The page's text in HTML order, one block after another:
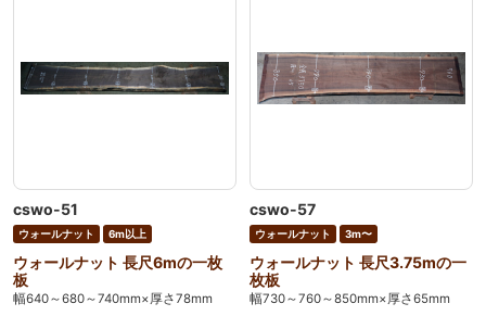
cswo-51
ウォールナット 6m以上
ウォールナット 長尺6mの一枚
板
幅640～680～740mm×厚さ78mm
cswo-57
ウォールナット 3m〜
ウォールナット 長尺3.75mの一
枚板
幅730～760～850mm×厚さ65mm